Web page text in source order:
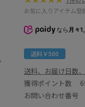
お気に入りアイテム登
なら 月々
送料￥500
送料、お届け日数
獲得ポイント数
お問い合わせ番号